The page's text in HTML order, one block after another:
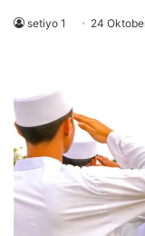
setiyo 1 24